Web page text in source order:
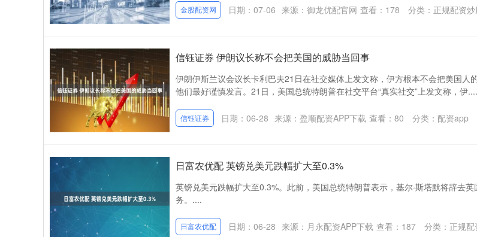
金股配资网 日期：07-06 来源：御龙优配官网 查看： 178 分类： 正规配资
信钰证券 伊朗议长称不会把美国的威胁当回事
伊朗伊斯兰议会议长卡利巴夫21日在社交媒体上发文称，伊方根本不会把美国人
他们最好谨慎发言。21日，美国总统特朗普在社交平台“真实社交”上发文称，伊....
信钰证券 日期：06-28 来源：盈顺配资APP下载 查看： 80 分类： 配资app
日富农优配 英镑兑美元跌幅扩大至0.3%
英镑兑美元跌幅扩大至0.3%。此前，美国总统特朗普表示，基尔·斯塔默将辞去英
务。....
日富农优配 日期：06-28 来源：月永配资APP下载 查看： 187 分类： 正规